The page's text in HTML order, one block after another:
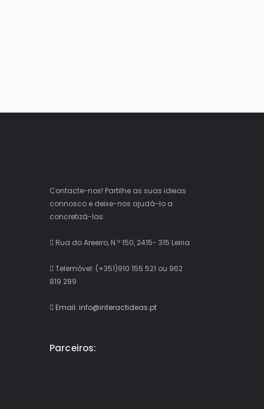
Contacte-nos! Partilhe as suas ideias
connosco e deixe-nos ajudá-lo a
concretizá-las.
Rua do Areeiro, N.º 150, 2415- 315 Leiria
Telemóvel: (+351)910 155 521 ou 962
819 289
Email: info@interactideas.pt
Parceiros: